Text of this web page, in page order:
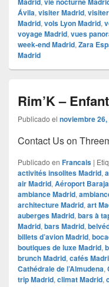
Ávila, visiter Madrid,
Madrid, vols Lyon Madrid,
voyage Madrid, vues
week-end Madrid, Zara
Madrid
Rim’K –
Publicado el noviembre 26,
Contact Us on
Publicado en Francais |
activités insolites Madrid,
air Madrid, Aéroport
ambiance Madrid,
architecture Madrid, art
auberges Madrid, bars à
Madrid, bars Madrid,
billets d’avion Madrid,
boutiques de luxe Madrid,
brunch Madrid, cafés
Cathédrale de l’Almudena,
trip Madrid, climat Madrid,